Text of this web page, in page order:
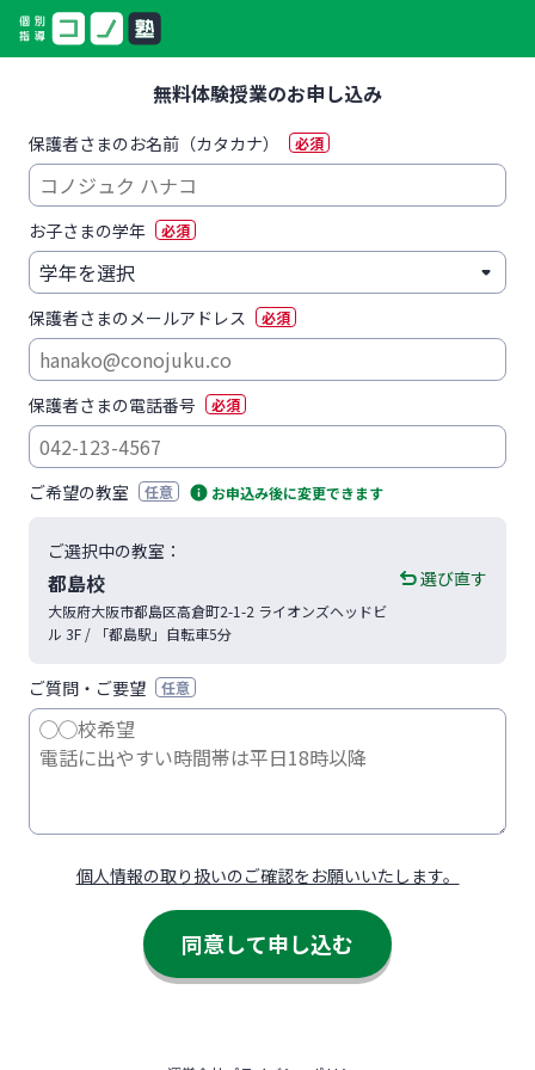
無料体験授業のお申し込み
保護者さまのお名前（カタカナ） 必須
お子さまの学年 必須
保護者さまのメールアドレス 必須
保護者さまの電話番号 必須
ご希望の教室 任意 お申込み後に変更できます
ご選択中の教室：
都島校
大阪府大阪市都島区高倉町2-1-2 ライオンズヘッドビ
ル 3F / 「都島駅」自転車5分
選び直す
ご質問・ご要望 任意
個人情報の取り扱いのご確認をお願いいたします。
同意して申し込む